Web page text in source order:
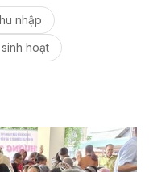
nhập
hoạt